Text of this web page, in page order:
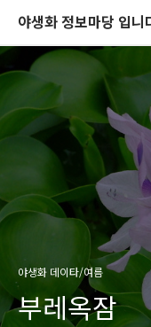
야생화 정보마당 입니
야생화 데이타/여름
부레옥잠